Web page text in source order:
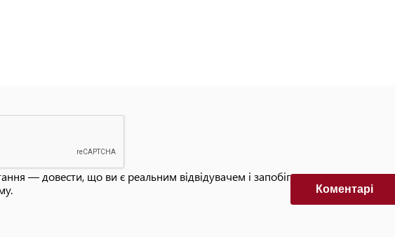
— довести, що ви є реальним відвідувачем і запобігти автоматизованим
Коментарi